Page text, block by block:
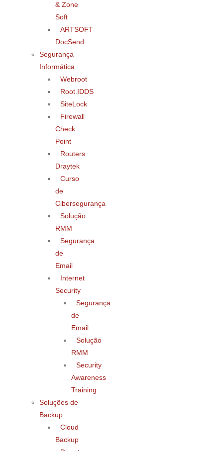
& Zone
Soft
ARTSOFT
DocSend
Segurança
Informática
Webroot
Root.IDDS
SiteLock
Firewall
Check
Point
Routers
Draytek
Curso
de
Cibersegurança
Solução
RMM
Segurança
de
Email
Internet
Security
Segurança
de
Email
Solução
RMM
Security
Awareness
Training
Soluções de
Backup
Cloud
Backup